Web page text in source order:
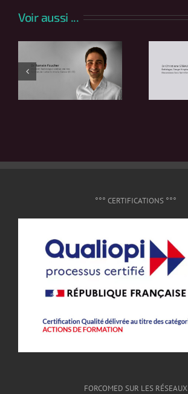
Voir aussi ...
°°° CERTIFICATIONS °°°
FORCOMED SUR LES RÉSEAUX